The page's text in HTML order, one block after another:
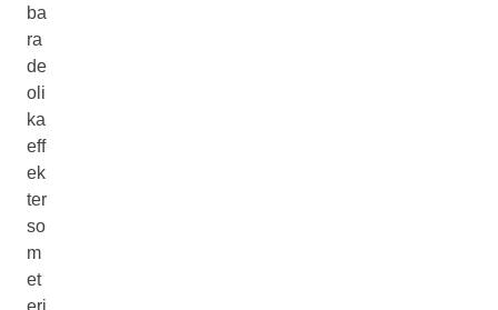
ba
ra
de
oli
ka
eff
ek
ter
so
m
et
eri